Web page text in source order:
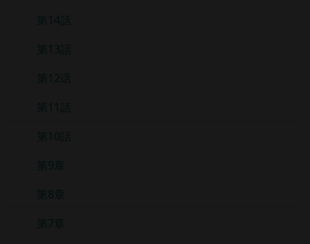
第14話
第13話
第12话
第11話
第10話
第9章
第8章
第7章